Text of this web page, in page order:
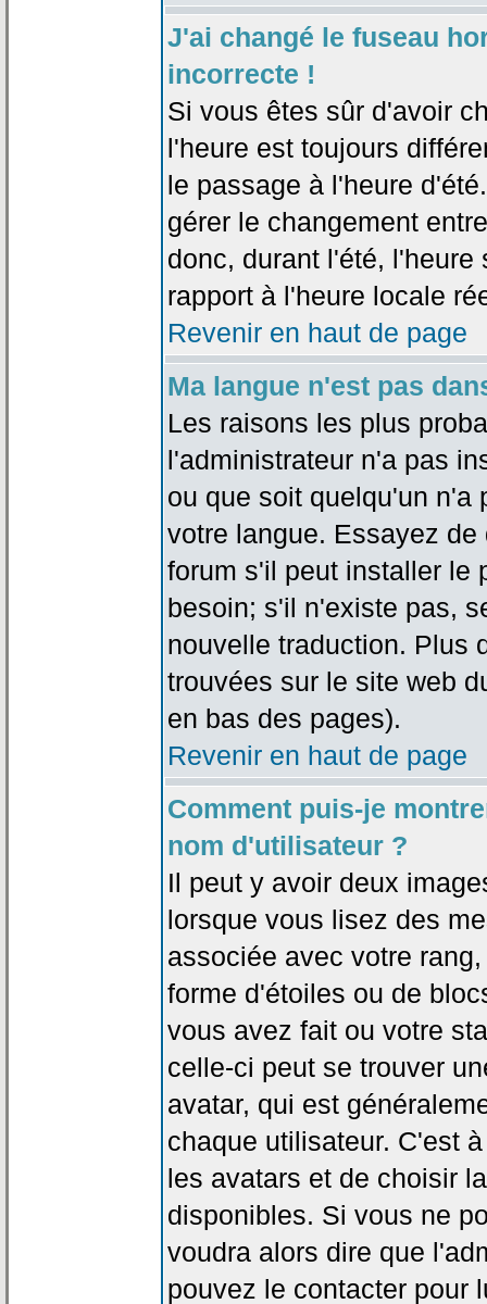
J'ai changé le fuseau
incorrecte !
Si vous êtes sûr d'avoir
l'heure est toujours
le passage à l'heure
gérer le changement
donc, durant l'été, l'heure
rapport à l'heure locale
Revenir en haut de page
Ma langue n'est pas
Les raisons les plus
l'administrateur n'a pas
ou que soit quelqu'un n'a
votre langue. Essayez
forum s'il peut installer le
besoin; s'il n'existe pas,
nouvelle traduction. Plus
trouvées sur le site web
en bas des pages).
Revenir en haut de page
Comment puis-je
nom d'utilisateur ?
Il peut y avoir deux
lorsque vous lisez des
associée avec votre
forme d'étoiles ou de
vous avez fait ou votre
celle-ci peut se trouver
avatar, qui est
chaque utilisateur. C'est
les avatars et de choisir
disponibles. Si vous ne
voudra alors dire que
pouvez le contacter pour